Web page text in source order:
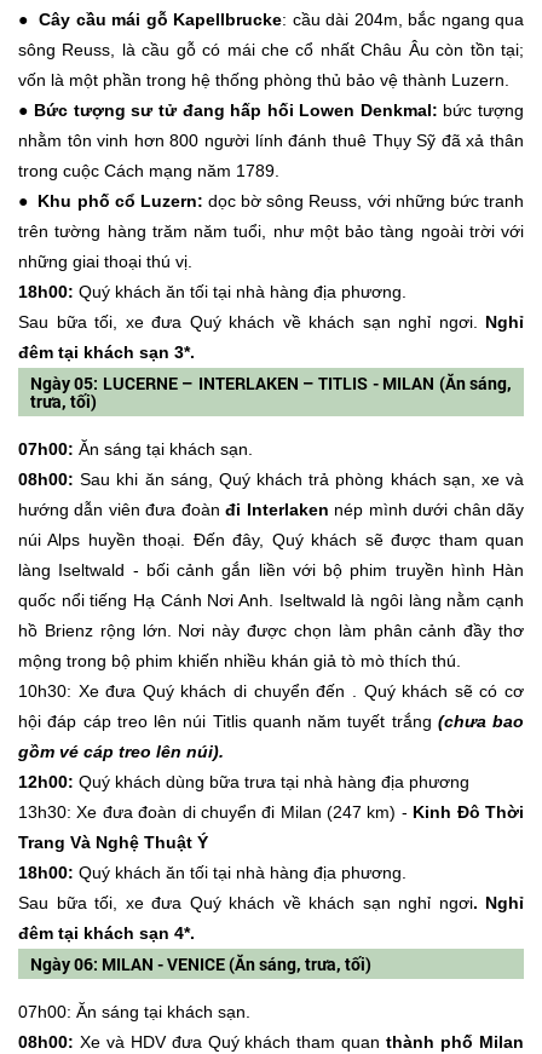
● Cây cầu mái gỗ Kapellbrucke: cầu dài 204m, bắc ngang qua
sông Reuss, là cầu gỗ có mái che cổ nhất Châu Âu còn tồn tại;
vốn là một phần trong hệ thống phòng thủ bảo vệ thành Luzern.
● Bức tượng sư tử đang hấp hối Lowen Denkmal: bức tượng
nhằm tôn vinh hơn 800 người lính đánh thuê Thụy Sỹ đã xả thân
trong cuộc Cách mạng năm 1789.
● Khu phố cổ Luzern: dọc bờ sông Reuss, với những bức tranh
trên tường hàng trăm năm tuổi, như một bảo tàng ngoài trời với
những giai thoại thú vị.
18h00: Quý khách ăn tối tại nhà hàng địa phương.
Sau bữa tối, xe đưa Quý khách về khách sạn nghỉ ngơi. Nghỉ
đêm tại khách sạn 3*.
Ngày 05: LUCERNE – INTERLAKEN – TITLIS - MILAN (Ăn sáng,
trưa, tối)
07h00: Ăn sáng tại khách sạn.
08h00:Sau khi ăn sáng, Quý khách trả phòng khách sạn, xe và
hướng dẫn viên đưa đoànđi Interlaken nép mình dưới chân dãy
núi Alps huyền thoại. Đến đây, Quý khách sẽ được tham quan
làng Iseltwald - bối cảnh gắn liền với bộ phim truyền hình Hàn
quốc nổi tiếng Hạ Cánh Nơi Anh. Iseltwald là ngôi làng nằm cạnh
hồ Brienz rộng lớn. Nơi này được chọn làm phân cảnh đầy thơ
mộng trong bộ phim khiến nhiều khán giả tò mò thích thú.
10h30: Xe đưa Quý khách di chuyển đến . Quý khách sẽ có cơ
hội đáp cáp treo lên núi Titlis quanh năm tuyết trắng (chưa bao
gồm vé cáp treo lên núi).
12h00: Quý khách dùng bữa trưa tại nhà hàng địa phương
13h30: Xe đưa đoàn di chuyển đi Milan (247 km) - Kinh Đô Thời
Trang Và Nghệ Thuật Ý
18h00: Quý khách ăn tối tại nhà hàng địa phương.
Sau bữa tối, xe đưa Quý khách về khách sạn nghỉ ngơi. Nghỉ
đêm tại khách sạn 4*.
Ngày 06: MILAN - VENICE (Ăn sáng, trưa, tối)
07h00: Ăn sáng tại khách sạn.
08h00: Xe và HDV đưa Quý khách tham quanthành phố Milan